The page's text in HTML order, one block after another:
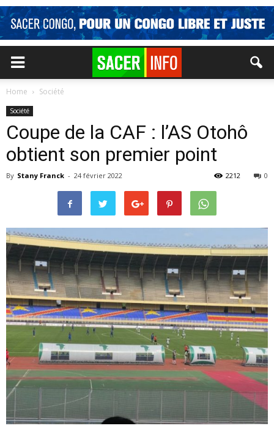
Home Société
Société
Coupe de la CAF : l’AS Otohô
obtient son premier point
By Stany Franck - 24 février 2022 0
2212